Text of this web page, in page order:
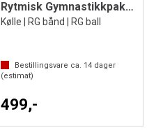
Rytmisk Gymnastikkpakke Rød
Kølle | RG bånd | RG ball
Bestillingsvare ca. 14dager
(estimat)
499,-